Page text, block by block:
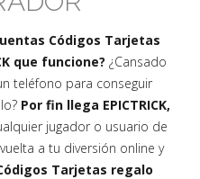
Códigos Tarjetas
que funcione? ¿Cansado
teléfono para conseguir
Por fin llega EPICTRICK,
jugador o usuario de
a tu diversión online y
Tarjetas regalo